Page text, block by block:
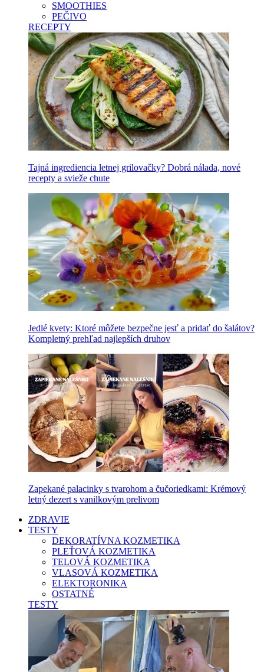
SMOOTHIES
PEČIVO
RECEPTY
Tajná ingrediencia letnej grilovačky? Dobrá nálada, nové
recepty a svieže chute
Jedlé kvety: Ktoré môžete bezpečne jesť a pridať do šalátov?
Kompletný prehľad najlepších druhov
Zapekané palacinky s tvarohom a čučoriedkami: Krémový
letný dezert s vanilkovým prelivom
ZDRAVIE
TESTY
DEKORATÍVNA KOZMETIKA
PLEŤOVÁ KOZMETIKA
TELOVÁ KOZMETIKA
VLASOVÁ KOZMETIKA
ELEKTORONIKA
OSTATNÉ
TESTY